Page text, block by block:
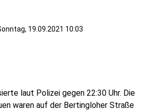
19.09.2021 10:03
laut Polizei gegen 22:30 Uhr. Die
waren auf der Bertingloher Straße